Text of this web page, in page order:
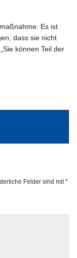
Es ist
dass sie nicht
können Teil der
Felder sind mit*